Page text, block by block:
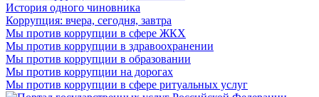
История одного чиновника
Коррупция: вчера, сегодня, завтра
Мы против коррупции в сфере ЖКХ
Мы против коррупции в здравоохранении
Мы против коррупции в образовании
Мы против коррупции на дорогах
Мы против коррупции в сфере ритуальных услуг